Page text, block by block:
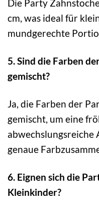
Die Party
cm, was ideal für
mundgerechte
5. Sind die Farben
gemischt?
Ja, die Farben der
gemischt, um eine
abwechslungsreiche
genaue
6. Eignen sich die
Kleinkinder?